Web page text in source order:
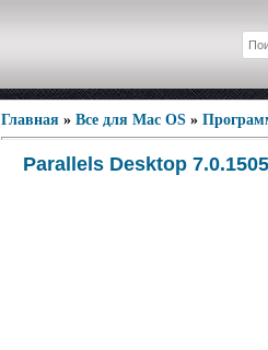
Главная » Все для Mac OS »
Parallels Desktop